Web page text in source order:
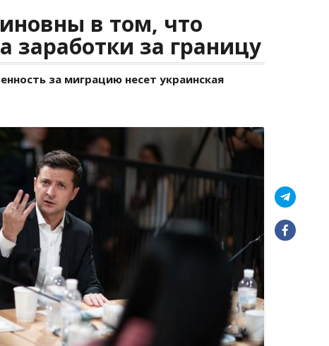
в том, что
заработки за границу
за миграцию несет украинская